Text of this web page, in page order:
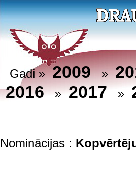
Gadi »2009»
2016»2017 »
Nominācijas :